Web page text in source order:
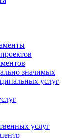
значимых
услуг
услуг